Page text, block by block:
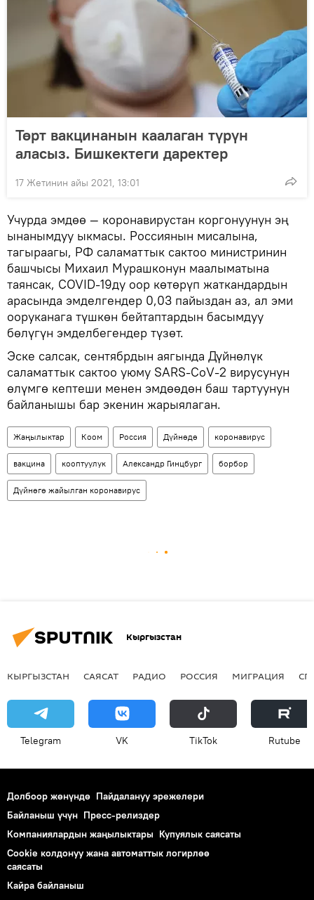
Төрт вакцинанын каалаган түрүн
аласыз. Бишкектеги даректер
17 Жетинин айы 2021, 13:01
Учурда эмдөө — коронавирустан коргонуунун эң
ынанымдуу ыкмасы. Россиянын мисалына,
тагыраагы, РФ саламаттык сактоо министринин
башчысы Михаил Мурашконун маалыматына
таянсак, COVID-19ду оор көтөрүп жаткандардын
арасында эмделгендер 0,03 пайыздан аз, ал эми
ооруканага түшкөн бейтаптардын басымдуу
бөлүгүн эмделбегендер түзөт.
Эске салсак, сентябрдын аягында Дүйнөлүк
саламаттык сактоо уюму SARS-CoV-2 вирусунун
өлүмгө кептеши менен эмдөөдөн баш тартуунун
байланышы бар экенин жарыялаган.
Жаңылыктар Коом Россия Дүйнөдө коронавирус
вакцина кооптуулук Александр Гинцбург борбор
Дүйнөгө жайылган коронавирус
Кыргызстан
КЫРГЫЗСТАН САЯСАТ РАДИО РОССИЯ МИГРАЦИЯ
Telegram VK ТikТоk Rutube
Долбоор жөнүндө Пайдалануу эрежелери
Байланыш үчүн Пресс-релиздер
Компаниялардын жаңылыктары Купуялык саясаты
Cookie колдонуу жана автоматтык логирлөө
саясаты
Кайра байланыш